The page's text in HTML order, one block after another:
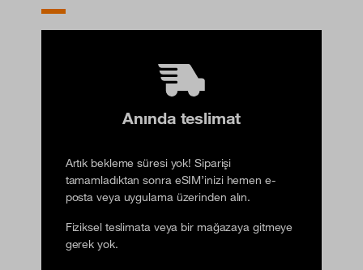
Anında teslimat
Artık bekleme süresi yok! Siparişi
tamamladıktan sonra eSIM’inizi hemen e-
posta veya uygulama üzerinden alın.
Fiziksel teslimata veya bir mağazaya gitmeye
gerek yok.